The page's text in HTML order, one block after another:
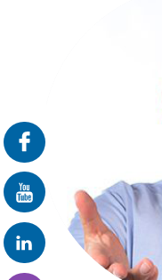
פרונטלי זום